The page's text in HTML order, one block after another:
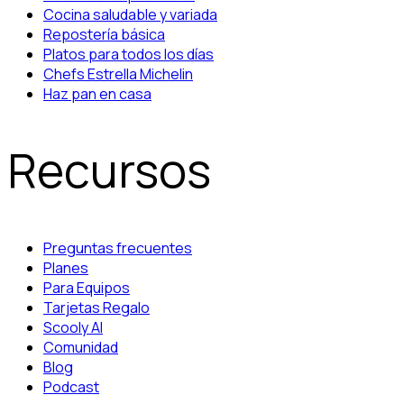
Cocina saludable y variada
Repostería básica
Platos para todos los días
Chefs Estrella Michelin
Haz pan en casa
Recursos
Preguntas frecuentes
Planes
Para Equipos
Tarjetas Regalo
Scooly AI
Comunidad
Blog
Podcast